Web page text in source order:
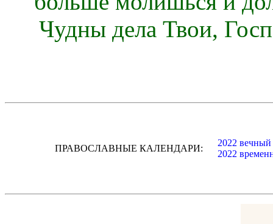
Чудны дела Твои,
ПРАВОСЛАВНЫЕ КАЛЕНДАРИ:
2022 вечный
2022